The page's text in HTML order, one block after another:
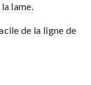
lame.
de la ligne de